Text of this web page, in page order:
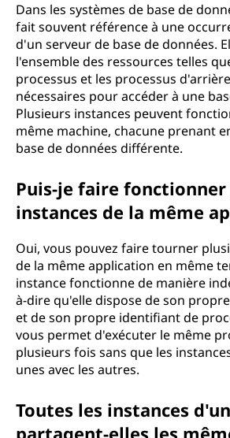
Dans les systèmes de base de
fait souvent référence à une
d'un serveur de base de données.
l'ensemble des ressources telles
processus et les processus
nécessaires pour accéder à une
Plusieurs instances peuvent
même machine, chacune prenant
base de données différente.
Puis-je faire
instances de la même
Oui, vous pouvez faire tourner
de la même application en même
instance fonctionne de manière
à-dire qu'elle dispose de son
et de son propre identifiant de
vous permet d'exécuter le même
plusieurs fois sans que les
unes avec les autres.
Toutes les instances
partagent-elles les